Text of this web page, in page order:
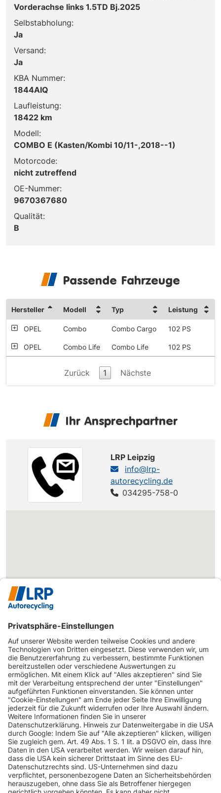
Vorderachse links 1.5TD Bj.2025
Selbstabholung:
Ja
Versand:
Ja
KBA Nummer:
1844AIQ
Laufleistung:
18422 km
Modell:
COMBO E (Kasten/Kombi 10/11-,2018--1)
Motorcode:
nicht zutreffend
OE-Nummer:
9670367680
Qualität:
B
Passende Fahrzeuge
Hersteller Modell Typ Leistung
OPEL Combo Combo Cargo 102 PS
OPEL Combo Life Combo Life 102 PS
Zurück 1 Nächste
Ihr Ansprechpartner
LRP Leipzig
info@lrp-
autorecycling.de
034295-758-0
INFORMATIONEN
KUNDENSERVICE
INFORMATIONEN